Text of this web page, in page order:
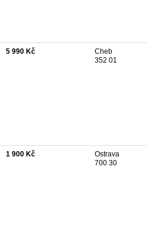
5 990 Kč
Cheb
352 01
1 900 Kč
Ostrava
700 30